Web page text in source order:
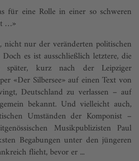
für eine Rolle in einer so schweren
…»
nicht nur der veränderten politischen
es ist ausschließlich letztere, die
später, kurz nach der Leipziger
«Der Silbersee» auf einen Text von
Deutschland zu verlassen – auf
bekannt. Und vielleicht auch,
Umständen der Komponist –
Musikpublizisten Paul
Begabungen unter den jüngeren
flieht, bevor er ...